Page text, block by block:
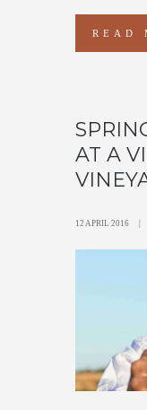
READ
AT A
12 APRIL 2016